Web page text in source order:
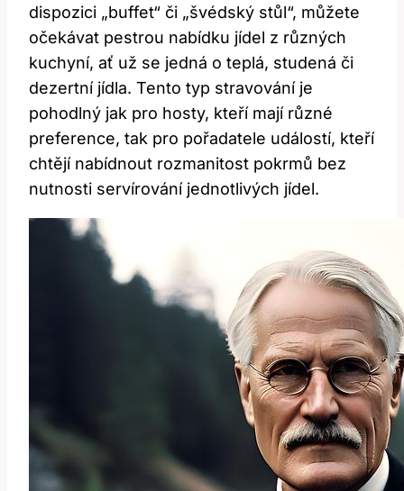
dispozici „buffet“ či „švédský stůl“, můžete
očekávat pestrou nabídku jídel z různých
kuchyní, ať už se jedná o teplá, studená či
dezertní jídla. Tento typ stravování je
pohodlný jak pro hosty, kteří mají různé
preference, tak pro pořadatele událostí, kteří
chtějí nabídnout rozmanitost pokrmů bez
nutnosti servírování jednotlivých jídel.